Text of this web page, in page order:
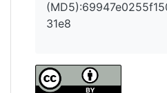
31e8